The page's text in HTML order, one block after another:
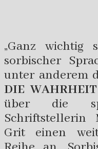
„Ganz wichtig
sorbischer
unter anderem
DIE
über die
Schriftstellerin
Grit einen